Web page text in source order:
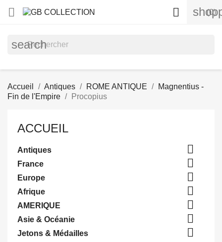
 (0)

search
Accueil Antiques ROME ANTIQUE
Magnentius -
Fin de l'Empire
Procopius
ACCUEIL
Antiques 
France 
Europe 
Afrique 
AMERIQUE 
Asie & Océanie 
Jetons & Médailles 